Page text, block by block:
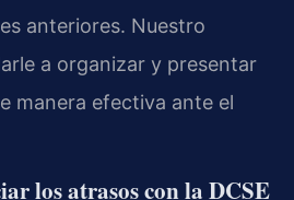
anteriores. Nuestro
a organizar y presentar
manera efectiva ante el
los atrasos con la DCSE